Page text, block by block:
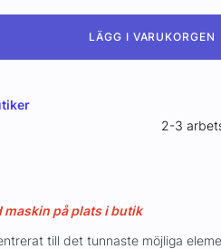
LÄGG I VARUKORGEN
2-3
maskin på plats i butik
till det tunnaste möjliga